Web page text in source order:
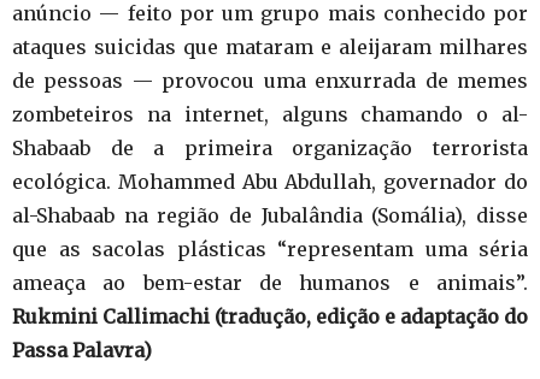
anúncio — feito por um grupo mais conhecido por
ataques suicidas que mataram e aleijaram milhares
de pessoas — provocou uma enxurrada de memes
zombeteiros na internet, alguns chamando o al-
Shabaab de a primeira organização terrorista
ecológica. Mohammed Abu Abdullah, governador do
al-Shabaab na região de Jubalândia (Somália), disse
que as sacolas plásticas “representam uma séria
ameaça ao bem-estar de humanos e animais”.
Rukmini Callimachi (tradução, edição e adaptação do
Passa Palavra)